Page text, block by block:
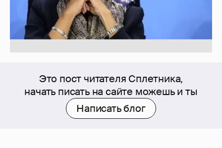
Это пост читателя Сплетника,
начать писать на сайте можешь и ты
Написать блог